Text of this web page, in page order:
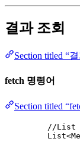
결과 조회
Section titled “
fetch 명령어
Section titled
//List
List<